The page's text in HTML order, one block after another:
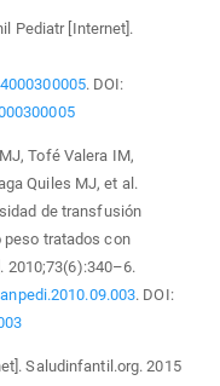
Pediatr [Internet].
. DOI:
Tofé Valera IM,
Quiles MJ, et al.
de transfusión
peso tratados con
2010;73(6):340–6.
. DOI:
Saludinfantil.org. 2015